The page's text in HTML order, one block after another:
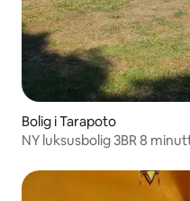
Bolig i Tarapoto
NY luksusbolig 3BR 8